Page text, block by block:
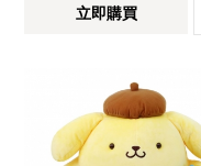
立即購買